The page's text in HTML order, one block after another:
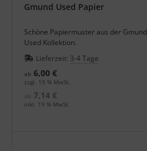
Gmund Used Papier
Schöne Papiermuster aus der Gmund
Used Kollektion.
Lieferzeit: 3-4 Tage
ab 6,00 €
zzgl. 19 % MwSt.
ab
7,14 €
inkl. 19 % MwSt.